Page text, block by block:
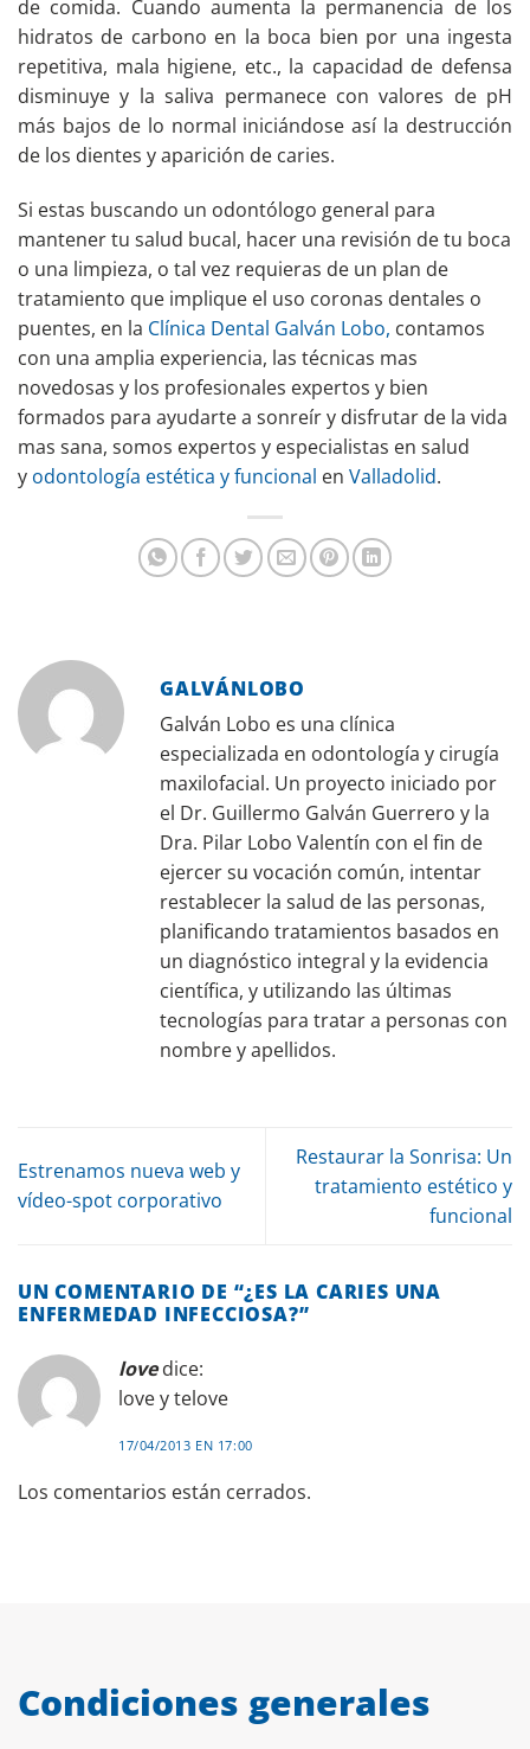
de comida. Cuando aumenta la permanencia de los
hidratos de carbono en la boca bien por una ingesta
repetitiva, mala higiene, etc., la capacidad de defensa
disminuye y la saliva permanece con valores de pH
más bajos de lo normal iniciándose así la destrucción
de los dientes y aparición de caries.
Si estas buscando un odontólogo general para
mantener tu salud bucal, hacer una revisión de tu boca
o una limpieza, o tal vez requieras de un plan de
tratamiento que implique el uso coronas dentales o
puentes, en la Clínica Dental Galván Lobo, contamos
con una amplia experiencia, las técnicas mas
novedosas y los profesionales expertos y bien
formados para ayudarte a sonreír y disfrutar de la vida
mas sana, somos expertos y especialistas en salud
y odontología estética y funcional en Valladolid.
GALVÁNLOBO
Galván Lobo es una clínica
especializada en odontología y cirugía
maxilofacial. Un proyecto iniciado por
el Dr. Guillermo Galván Guerrero y la
Dra. Pilar Lobo Valentín con el fin de
ejercer su vocación común, intentar
restablecer la salud de las personas,
planificando tratamientos basados en
un diagnóstico integral y la evidencia
científica, y utilizando las últimas
tecnologías para tratar a personas con
nombre y apellidos.
Estrenamos nueva web y
vídeo-spot corporativo
Restaurar la Sonrisa: Un
tratamiento estético y
funcional
UN COMENTARIO DE “¿ES LA CARIES UNA
ENFERMEDAD INFECCIOSA?”
love dice:
love y telove
17/04/2013 EN 17:00
Los comentarios están cerrados.
Condiciones generales